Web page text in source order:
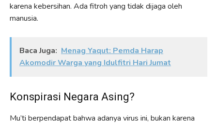
karena kebersihan. Ada fitroh yang tidak dijaga oleh
manusia.
Baca Juga: Menag Yaqut: Pemda Harap
Akomodir Warga yang Idulfitri Hari Jumat
Konspirasi Negara Asing?
Mu’ti berpendapat bahwa adanya virus ini, bukan karena